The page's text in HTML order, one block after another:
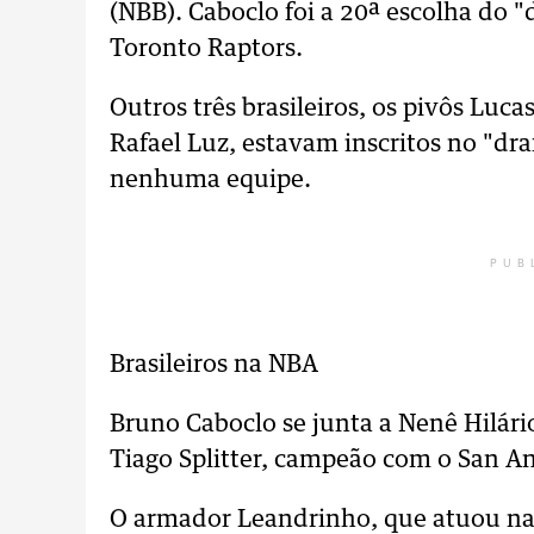
(NBB). Caboclo foi a 20ª escolha do
Toronto Raptors.
Outros três brasileiros, os pivôs
Rafael Luz, estavam inscritos no
nenhuma equipe.
Brasileiros na NBA
Bruno Caboclo se junta a Nenê
Tiago Splitter, campeão com o San
O armador Leandrinho, que atuou